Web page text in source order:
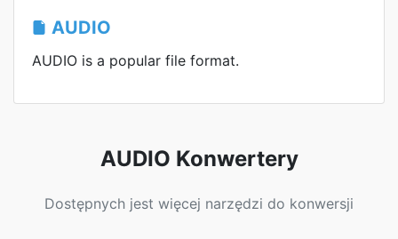
AUDIO
AUDIO is a popular file format.
AUDIO Konwertery
Dostępnych jest więcej narzędzi do konwersji